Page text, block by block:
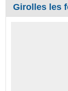
Girolles les